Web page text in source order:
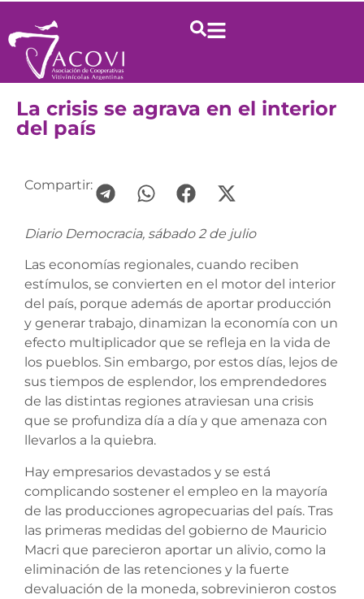
La crisis se agrava en el interior
del país
Compartir:
Diario Democracia, sábado 2 de julio
Las economías regionales, cuando reciben
estímulos, se convierten en el motor del interior
del país, porque además de aportar producción
y generar trabajo, dinamizan la economía con un
efecto multiplicador que se refleja en la vida de
los pueblos. Sin embargo, por estos días, lejos de
sus tiempos de esplendor, los emprendedores
de las distintas regiones atraviesan una crisis
que se profundiza día a día y que amenaza con
llevarlos a la quiebra.
Hay empresarios devastados y se está
complicando sostener el empleo en la mayoría
de las producciones agropecuarias del país. Tras
las primeras medidas del gobierno de Mauricio
Macri que parecieron aportar un alivio, como la
eliminación de las retenciones y la fuerte
devaluación de la moneda, sobrevinieron costos